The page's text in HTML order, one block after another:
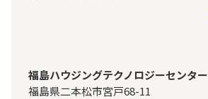
福島ハウジングテクノロジーセンター
福島県二本松市宮戸68-11